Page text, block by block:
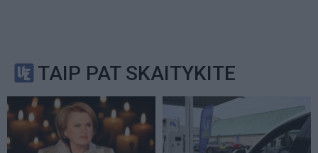
TAIP PAT SKAITYKITE